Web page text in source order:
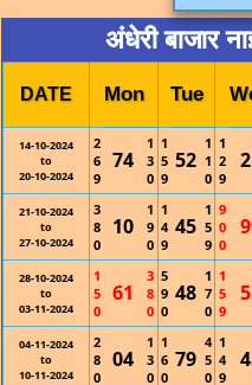
अंधेरी बाजार
DATE Mon Tue
14-10-2024
to
20-10-2024
2
6
9
74
1
3
0
1
5
9
52
1
1
0
1
2
9
21-10-2024
to
27-10-2024
3
8
0
10
1
9
0
1
4
9
45
1
5
9
9
0
0
28-10-2024
to
03-11-2024
1
5
0
61
3
8
0
5
9
0
48
1
7
0
1
5
9
04-11-2024
to
10-11-2024
2
8
0
04
1
3
0
1
6
0
79
4
5
0
1
4
9